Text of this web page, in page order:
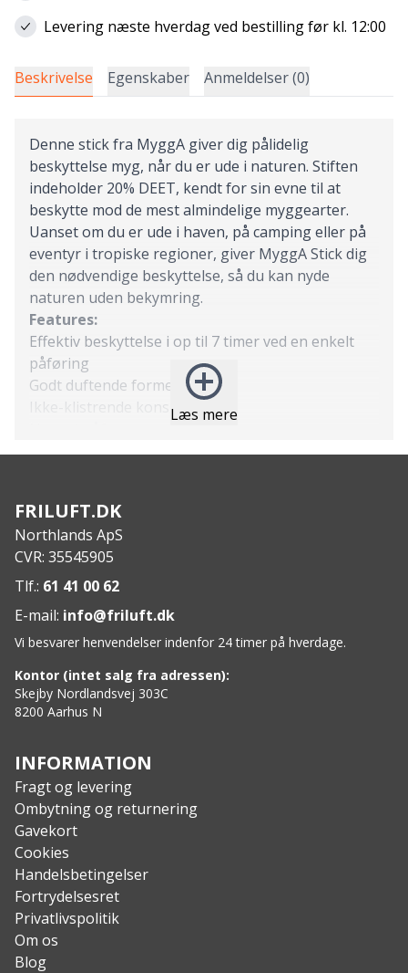
Levering næste hverdag ved bestilling før kl. 12:00
Beskrivelse Egenskaber Anmeldelser (0)
Læs mere
Denne stick fra MyggA giver dig pålidelig
beskyttelse myg, når du er ude i naturen. Stiften
indeholder 20% DEET, kendt for sin evne til at
beskytte mod de mest almindelige myggearter.
Uanset om du er ude i haven, på camping eller på
eventyr i tropiske regioner, giver MyggA Stick dig
den nødvendige beskyttelse, så du kan nyde
naturen uden bekymring.
Features:
Effektiv beskyttelse i op til 7 timer ved en enkelt
påføring
Godt duftende formel
Ikke-klistrende konsistens
Kan anvendes på tøj (vær opmærksom på risiko
Indhold: 50 ml
Aktivt stof: N,N-diethyl-m-toluamide (DEET (20%)
194 g/kg) CAS 134-62-3, linalool, linalylacetat,
geraniumolie
ansigtet, halsen og eksponerede dele af kroppen.
Undgå øjenområdet.
Målgruppe: Voksne og børn fra 13 år. Må højst
påføres 2 gange dagligt.
FRILUFT.DK
Northlands ApS
CVR: 35545905
Tlf.: 61 41 00 62
E-mail: info@friluft.dk
Vi besvarer henvendelser indenfor 24 timer på hverdage.
Kontor (intet salg fra adressen):
Skejby Nordlandsvej 303C
8200 Aarhus N
INFORMATION
Fragt og levering
Ombytning og returnering
Gavekort
Cookies
Handelsbetingelser
Fortrydelsesret
Privatlivspolitik
Om os
Blog